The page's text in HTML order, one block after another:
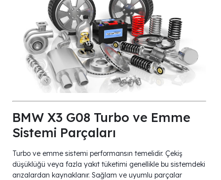
BMW X3 G08 Turbo ve Emme
Sistemi Parçaları
Turbo ve emme sistemi performansın temelidir. Çekiş
düşüklüğü veya fazla yakıt tüketimi genellikle bu sistemdeki
arızalardan kaynaklanır. Sağlam ve uyumlu parçalar